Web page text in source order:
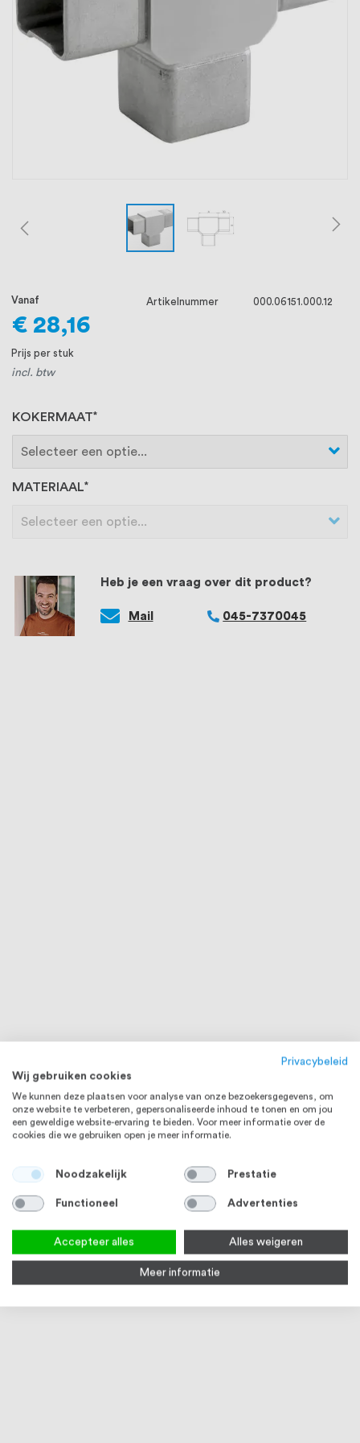
ons voorop, want we geloven dat een
goede relatie met onze klanten het
Heb je een vraag over dit product?
Mail 045-7370045
KOKERMAAT
MATERIAAL
Vanaf
€ 28,16
Prijs per stuk
incl. btw
Artikelnummer 000.06151.000.12
Privacybeleid
Wij gebruiken cookies
We kunnen deze plaatsen voor analyse van onze bezoekersgegevens, om
onze website te verbeteren, gepersonaliseerde inhoud te tonen en om jou
een geweldige website-ervaring te bieden. Voor meer informatie over de
cookies die we gebruiken open je meer informatie.
Noodzakelijk Prestatie
Functioneel Advertenties
Accepteer alles Alles weigeren
Meer informatie